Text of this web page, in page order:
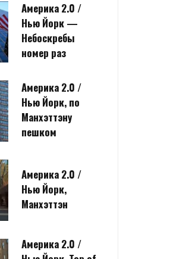
Америка 2.0 /
Нью Йорк —
Небоскребы
номер раз
Америка 2.0 /
Нью Йорк, по
Манхэттэну
пешком
Америка 2.0 /
Нью Йорк,
Манхэттэн
Америка 2.0 /